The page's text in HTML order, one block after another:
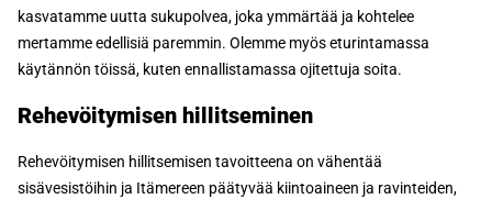
kasvatamme uutta sukupolvea, joka ymmärtää ja kohtelee
mertamme edellisiä paremmin. Olemme myös eturintamassa
käytännön töissä, kuten ennallistamassa ojitettuja soita.
Rehevöitymisen hillitseminen
Rehevöitymisen hillitsemisen tavoitteena on vähentää
sisävesistöihin ja Itämereen päätyvää kiintoaineen ja ravinteiden,